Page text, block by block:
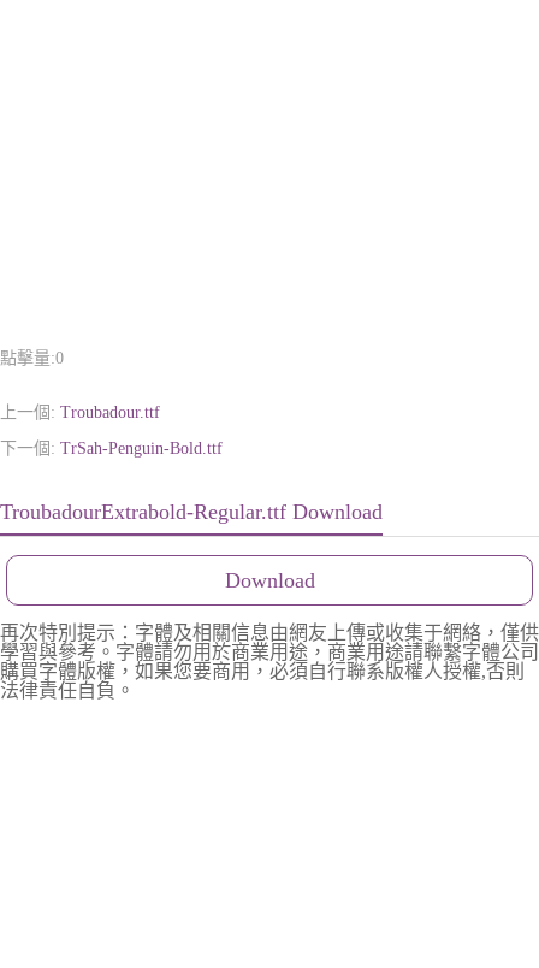
點擊量:0
上一個: Troubadour.ttf
下一個: TrSah-Penguin-Bold.ttf
TroubadourExtrabold-Regular.ttf Download
Download
再次特別提示：字體及相關信息由網友上傳或收集于網絡，僅供
學習與參考。字體請勿用於商業用途，商業用途請聯繫字體公司
購買字體版權，如果您要商用，必須自行聯系版權人授權,否則
法律責任自負。